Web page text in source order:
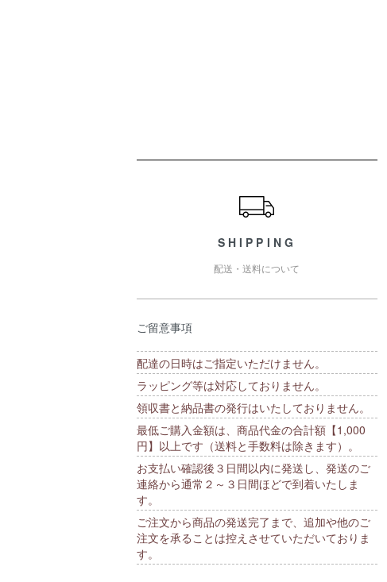
SHIPPING
配送・送料について
ご留意事項
配達の日時はご指定いただけません。
ラッピング等は対応しておりません。
領収書と納品書の発行はいたしておりません。
最低ご購入金額は、商品代金の合計額【1,000
円】以上です（送料と手数料は除きます）。
お支払い確認後３日間以内に発送し、発送のご
連絡から通常２～３日間ほどで到着いたしま
す。
ご注文から商品の発送完了まで、追加や他のご
注文を承ることは控えさせていただいておりま
す。